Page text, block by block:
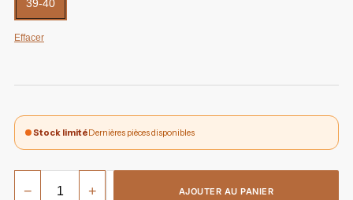
39-40
Effacer
Stock limitéDernières pièces disponibles
− + AJOUTER AU PANIER